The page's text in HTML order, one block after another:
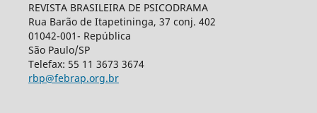
REVISTA BRASILEIRA DE PSICODRAMA
Rua Barão de Itapetininga, 37 conj. 402
01042-001- República
São Paulo/SP
Telefax: 55 11 3673 3674
rbp@febrap.org.br